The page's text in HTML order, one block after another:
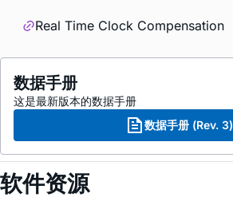
Real Time Clock Compensation
数据手册
这是最新版本的数据手册
数据手册 (Rev. 3)
软件资源